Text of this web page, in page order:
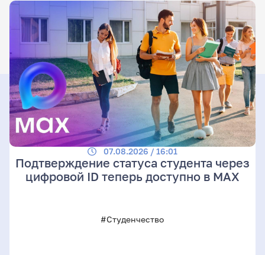
07.08.2026 / 16:01
Подтверждение статуса студента через
цифровой ID теперь доступно в МАХ
#Студенчество